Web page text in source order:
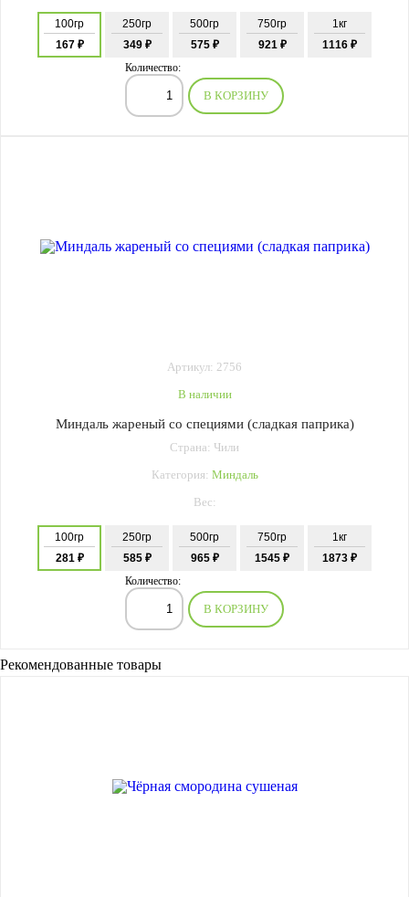
100гр
167 ₽
250гр
349 ₽
500гр
575 ₽
750гр
921 ₽
1кг
1116 ₽
Количество:
В КОРЗИНУ
Артикул: 2756
В наличии
Миндаль жареный со специями (сладкая паприка)
Страна: Чили
Категория: Миндаль
Вес:
100гр
281 ₽
250гр
585 ₽
500гр
965 ₽
750гр
1545 ₽
1кг
1873 ₽
Количество:
В КОРЗИНУ
Рекомендованные товары